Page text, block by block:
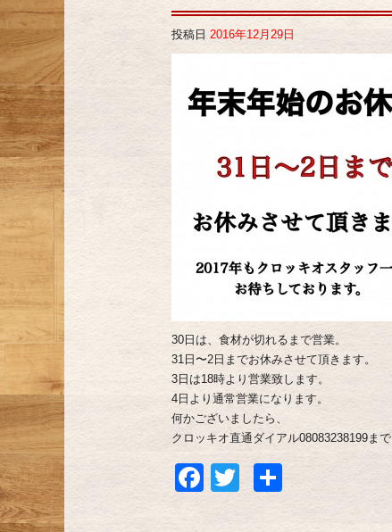
投稿日 2016年12月29日
30日は、食材が切れるまで営業。
31日〜2日までお休みさせて頂きます。
3日は18時より営業致します。
4日より通常営業になります。
何かございましたら、
クロッキオ直通ダイアル08083238199まで
Facebook
Twitter